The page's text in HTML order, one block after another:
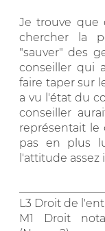
Je trouve que
chercher la
"sauver" des
conseiller qui
faire taper sur
a vu l'état du
conseiller
représentait le
pas en plus
l'attitude
L3 Droit de
M1 Droit